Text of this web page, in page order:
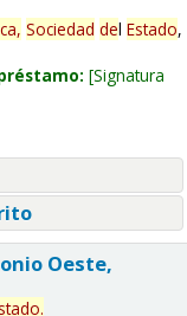
Sociedad del Estado,
Signatura
Oeste,
.